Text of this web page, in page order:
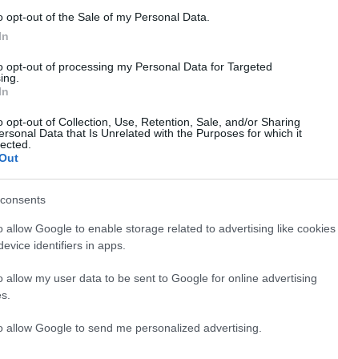
opt-out of the Sale of my Personal Data.
opt-out of processing my Personal Data for Targeted
opt-out of Collection, Use, Retention, Sale, and/or Sharing
Data that Is Unrelated with the Purposes for which it
allow Google to enable storage related to advertising like cookies
identifiers in apps.
allow my user data to be sent to Google for online advertising
allow Google to send me personalized advertising.
számú
, április 4-i határozatában ismét arról
„
Laczkó-Zsámboki Angéla Molnár János
megsértette a választási eljárásról szóló
megóvása –, valamint a 2. § (1) bekezdés e)
Laczkó-Zsámboki Angélát a további
Zsámboki Angélát
A határozat ellen a meghozatalától számított